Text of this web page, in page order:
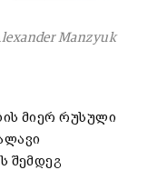
Manzyuk
მიერ რუსული
შემდეგ